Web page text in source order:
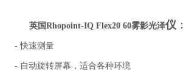
英国Rhopoint-IQ Flex20 60雾影光泽仪：
- 快速测量
- 自动旋转屏幕，适合各种环境